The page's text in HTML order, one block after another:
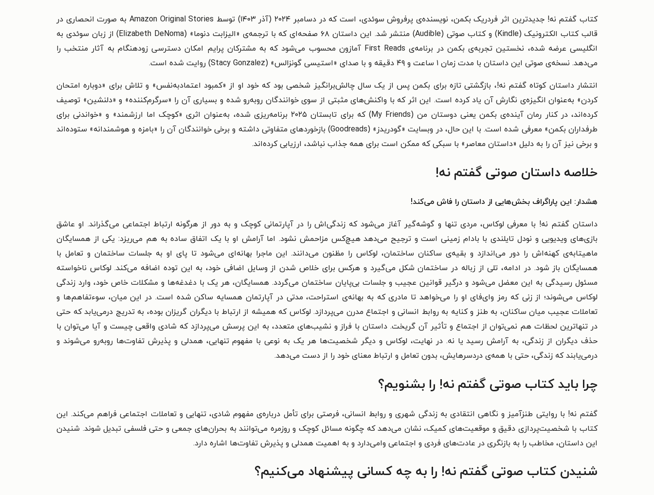
کتاب گفتم نه! جدیدترین اثر فردریک بکمن، نویسنده‌ی پرفروش سوئدی، است که در دسامبر ۲۰۲۴ (آذر ۱۴۰۳) توسط Amazon Original Stories به صورت انحصاری در
قالب کتاب الکترونیک (Kindle) و کتاب صوتی (Audible) منتشر شد. این داستان ۶۸ صفحه‌ای که با ترجمه‌ی «الیزابت دنوما» (Elizabeth DeNoma) از زبان سوئدی به
انگلیسی عرضه شده، نخستین تجربه‌ی بکمن در برنامه‌ی First Reads آمازون محسوب می‌شود که به مشترکان پرایم امکان دسترسی زودهنگام به آثار منتخب را
می‌دهد. نسخه‌ی صوتی این داستان با مدت زمان ۱ ساعت و ۴۹ دقیقه و با صدای «استیسی گونزالس» (Stacy Gonzalez) روایت شده است.
انتشار داستان کوتاه گفتم نه!، بازگشتی تازه برای بکمن پس از یک سال چالش‌برانگیز شخصی بود که خود او از «کمبود اعتمادبه‌نفس» و تلاش برای «دوباره امتحان
کردن» به‌عنوان انگیزه‌ی نگارش آن یاد کرده است. این اثر که با واکنش‌های مثبتی از سوی خوانندگان روبه‌رو شده و بسیاری آن را «سرگرم‌کننده» و «دلنشین» توصیف
کرده‌اند، در کنار رمان آینده‌ی بکمن یعنی دوستان من (My Friends) که برای تابستان ۲۰۲۵ برنامه‌ریزی شده، به‌عنوان اثری «کوچک اما ارزشمند» و «خواندنی برای
طرفداران بکمن» معرفی شده است. با این حال، در وبسایت «گودریدز» (Goodreads) بازخوردهای متفاوتی داشته و برخی خوانندگان آن را «بامزه و هوشمندانه» ستوده‌اند
و برخی نیز آن را به دلیل «داستان معاصر» با سبکی که ممکن است برای همه جذاب نباشد، ارزیابی کرده‌اند.
خلاصه داستان صوتی گفتم نه!
هشدار: این پاراگراف بخش‌هایی از داستان را فاش می‌کند!
داستان گفتم نه! با معرفی لوکاس، مردی تنها و گوشه‌گیر آغاز می‌شود که زندگی‌اش را در آپارتمانی کوچک و به دور از هرگونه ارتباط اجتماعی می‌گذراند. او عاشق
بازی‌های ویدیویی و نودل تایلندی با بادام زمینی است و ترجیح می‌دهد هیچ‌کس مزاحمش نشود. اما آرامش او با یک اتفاق ساده به هم می‌ریزد: یکی از همسایگان
ماهیتابه‌ی کهنه‌اش را دور می‌اندازد و بقیه‌ی ساکنان ساختمان، لوکاس را مظنون می‌دانند. این ماجرا بهانه‌ای می‌شود تا پای او به جلسات ساختمان و تعامل با
همسایگان باز شود. در ادامه، تلی از زباله در ساختمان شکل می‌گیرد و هرکس برای خلاص شدن از وسایل اضافی خود، به این توده اضافه می‌کند. لوکاس ناخواسته
مسئول رسیدگی به این معضل می‌شود و درگیر قوانین عجیب و جلسات بی‌پایان ساختمان می‌گردد. همسایگان، هر یک با دغدغه‌ها و مشکلات خاص خود، وارد زندگی
لوکاس می‌شوند؛ از زنی که رمز وای‌فای او را می‌خواهد تا مادری که به بهانه‌ی استراحت، مدتی در آپارتمان همسایه ساکن شده است. در این میان، سوءتفاهم‌ها و
تعاملات عجیب میان ساکنان، به طنز و کنایه به روابط انسانی و اجتماع مدرن می‌پردازد. لوکاس که همیشه از ارتباط با دیگران گریزان بوده، به تدریج درمی‌یابد که حتی
در تنهاترین لحظات هم نمی‌توان از اجتماع و تأثیر آن گریخت. داستان با فراز و نشیب‌های متعدد، به این پرسش می‌پردازد که شادی واقعی چیست و آیا می‌توان با
حذف دیگران از زندگی، به آرامش رسید یا نه. در نهایت، لوکاس و دیگر شخصیت‌ها هر یک به نوعی با مفهوم تنهایی، همدلی و پذیرش تفاوت‌ها روبه‌رو می‌شوند و
درمی‌یابند که زندگی، حتی با همه‌ی دردسرهایش، بدون تعامل و ارتباط معنای خود را از دست می‌دهد.
چرا باید کتاب صوتی گفتم نه! را بشنویم؟
گفتم نه! با روایتی طنزآمیز و نگاهی انتقادی به زندگی شهری و روابط انسانی، فرصتی برای تأمل درباره‌ی مفهوم شادی، تنهایی و تعاملات اجتماعی فراهم می‌کند. این
کتاب با شخصیت‌پردازی دقیق و موقعیت‌های کمیک، نشان می‌دهد که چگونه مسائل کوچک و روزمره می‌توانند به بحران‌های جمعی و حتی فلسفی تبدیل شوند. شنیدن
این داستان، مخاطب را به بازنگری در عادت‌های فردی و اجتماعی وامی‌دارد و به اهمیت همدلی و پذیرش تفاوت‌ها اشاره دارد.
شنیدن کتاب صوتی گفتم نه! را به چه کسانی پیشنهاد می‌کنیم؟